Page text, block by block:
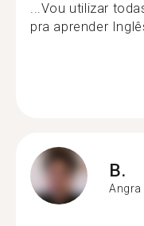
...Vou utilizar
pra aprender
B.
Angra